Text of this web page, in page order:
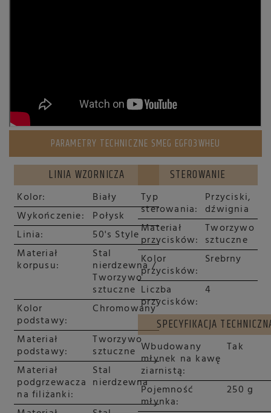
PARAMETRY TECHNICZNE SMEG EGF03WHEU
LINIA WZORNICZA
Kolor:
Biały
Wykończenie:
Połysk
Linia:
50's Style
Materiał
korpusu:
Stal
nierdzewna /
Tworzywo
sztuczne
Kolor
podstawy:
Chromowany
Materiał
podstawy:
Tworzywo
sztuczne
Materiał
podgrzewacza
na filiżanki:
Stal
nierdzewna
STEROWANIE
Typ
sterowania:
Przyciski,
dźwignia
Materiał
przycisków:
Tworzywo
sztuczne
Kolor
przycisków:
Srebrny
Liczba
przycisków:
4
SPECYFIKACJA
Wbudowany
młynek na kawę
ziarnistą:
Tak
Pojemność
młynka:
250 g